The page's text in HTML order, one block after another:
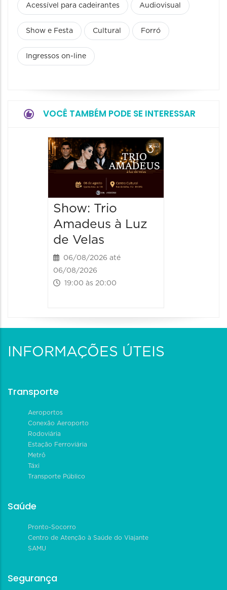
Acessível para cadeirantes Audiovisual
Show e Festa Cultural Forró
Ingressos on-line
VOCÊ TAMBÉM PODE SE INTERESSAR
Show: Trio
Amadeus à Luz
de Velas
06/08/2026 até
06/08/2026
19:00 às 20:00
INFORMAÇÕES ÚTEIS
Transporte
Aeroportos
Conexão Aeroporto
Rodoviária
Estação Ferroviária
Metrô
Táxi
Transporte Público
Saúde
Pronto-Socorro
Centro de Atenção à Saúde do Viajante
SAMU
Segurança